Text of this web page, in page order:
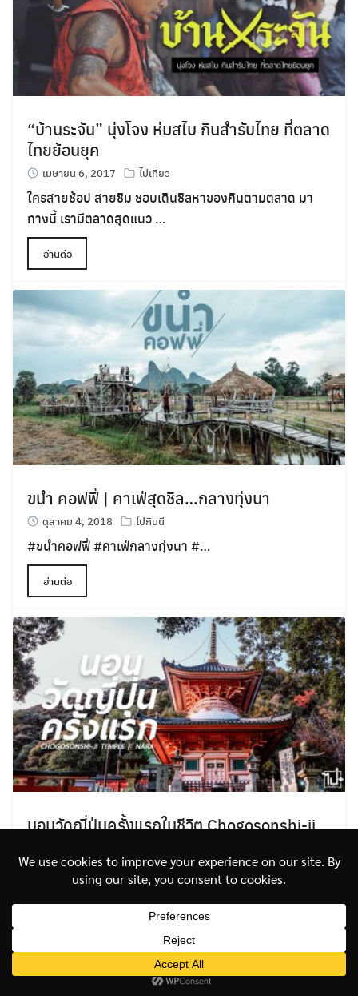
“บ้านระจัน” นุ่งโจง ห่มสไบ กินสำรับไทย ที่ตลาด
ไทยย้อนยุค
เมษายน 6, 2017 ไปเที่ยว
ใครสายช้อป สายชิม ชอบเดินชิลหาของกินตามตลาด มา
ทางนี้ เรามีตลาดสุดแนว …
อ่านต่อ
ขนำ คอฟฟี่ | คาเฟ่สุดชิล…กลางทุ่งนา
ตุลาคม 4, 2018 ไปกินนี่
#ขนำคอฟฟี่#คาเฟ่กลางทุ่งนา #…
อ่านต่อ
นอนวัดญี่ปุ่นครั้งแรกในชีวิต Chogosonshi-ji
มกราคม 9, 2020 ไปกันเจแปน, ไปต่างประเทศ
ใหญ่จะมาไหว้ขอพรกันแล้ว ยังมีบางที่ที่เปิดให้เรานอนที่วัด